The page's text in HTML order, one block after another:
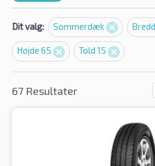
Dit valg: Sommerdæk
Højde 65 Told 15
67 Resultater